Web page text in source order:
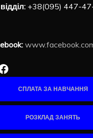
+38(095) 447-
СПЛАТА ЗА НАВЧАННЯ
РОЗКЛАД ЗАНЯТЬ